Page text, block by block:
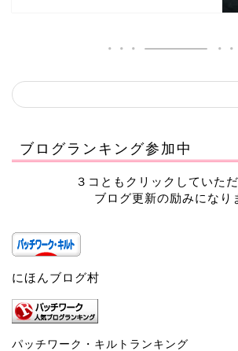
ブログランキング参加中
３コともクリックしていた
ブログ更新の励みになり
にほんブログ村
パッチワーク・キルトランキング